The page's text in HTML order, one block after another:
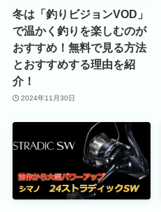
冬は「釣りビジョンVOD」
で温かく釣りを楽しむのが
おすすめ！無料で見る方法
とおすすめする理由を紹
介！
2024年11月30日